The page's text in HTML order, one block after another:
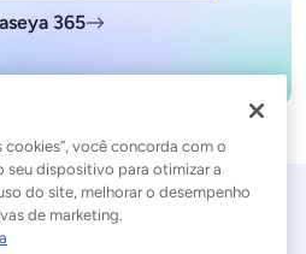
365
você concorda com o
seu dispositivo para otimizar a
do site, melhorar o desempenho
de marketing.